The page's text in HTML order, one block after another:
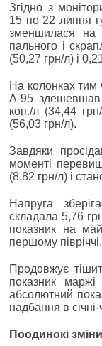
Згідно з
15 по 22 липня
зменшилася на
пального і
(50,27 грн/л) і
На колонках тим
А-95
коп./л (34,44
(56,03 грн/л).
Завдяки
моменті
(8,82 грн/л) і
Напруга
складала 5,76
показник на
першому півріччі.
Продовжує
показник
абсолютний
надбання в
Поодинокі зміни